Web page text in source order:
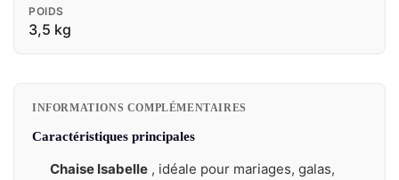
POIDS
3,5 kg
INFORMATIONS COMPLÉMENTAIRES
Caractéristiques principales
Chaise Isabelle , idéale pour mariages, galas,